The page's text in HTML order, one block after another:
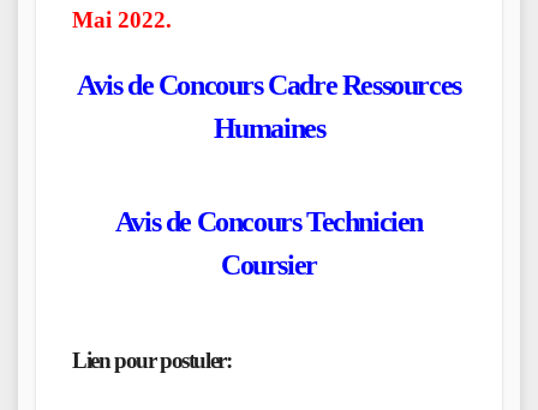
Mai 2022.
Avis de Concours Cadre Ressources
Humaines
Avis de Concours Technicien
Coursier
Lien pour postuler: